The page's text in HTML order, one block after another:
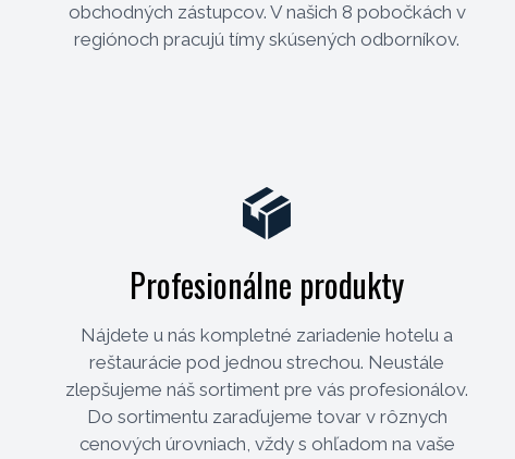
obchodných zástupcov. V našich 8 pobočkách v
regiónoch pracujú tímy skúsených odborníkov.
Profesionálne produkty
Nájdete u nás kompletné zariadenie hotelu a
reštaurácie pod jednou strechou. Neustále
zlepšujeme náš sortiment pre vás profesionálov.
Do sortimentu zaraďujeme tovar v rôznych
cenových úrovniach, vždy s ohľadom na vaše